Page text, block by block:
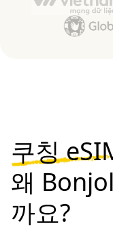
쿠칭
왜
까요?